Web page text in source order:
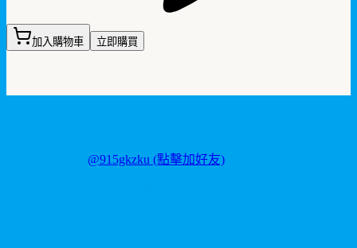
加入購物車 立即購買
@915gkzku (點擊加好友)